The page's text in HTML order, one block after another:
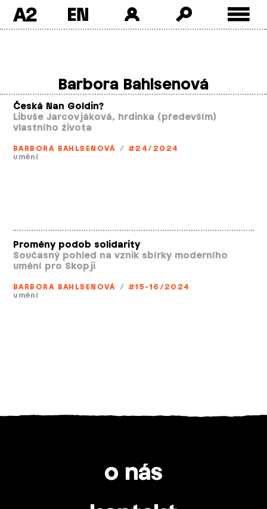
A2
Barbora Bahlsenová
Česká Nan Goldin?
Libuše Jarcovjáková, hrdinka (především)
vlastního života
BARBORA BAHLSENOVÁ / #24/2024
umění
Proměny podob solidarity
Současný pohled na vznik sbírky moderního
umění pro Skopji
BARBORA BAHLSENOVÁ / #15-16/2024
umění
o nás